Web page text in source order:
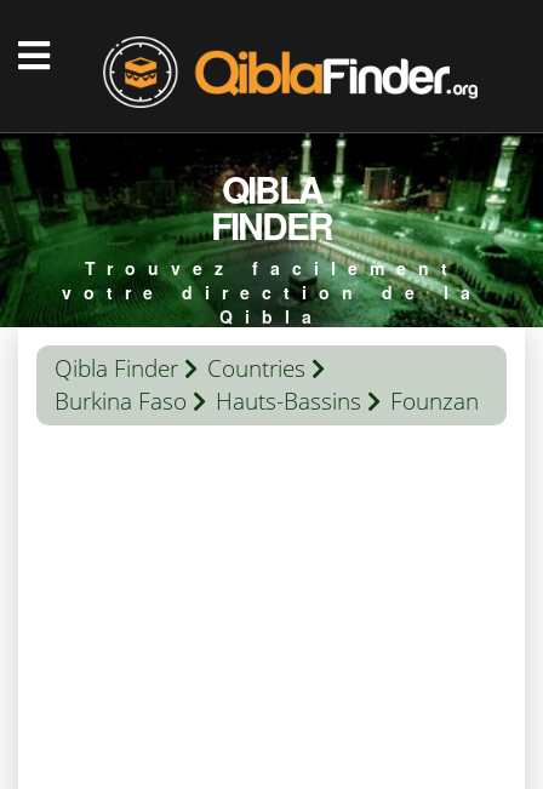
QIBLA
FINDER
Trouvez facilement
votre direction de la
Qibla
Qibla Finder
Countries
Burkina Faso
Hauts-Bassins Founzan